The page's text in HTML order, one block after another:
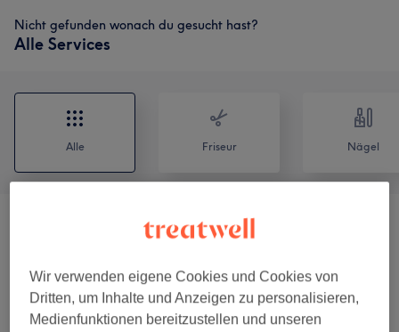
Nicht gefunden wonach du gesucht hast?
Alle Services
Alle Friseur Nägel
Gesichtsbehandlungen (2)
Maniküre & Pediküre (22) ab 6 €
Wimpernverlängerungen (9) ab 10 €
Wir verwenden eigene Cookies und Cookies von
Dritten, um Inhalte und Anzeigen zu personalisieren,
Medienfunktionen bereitzustellen und unseren